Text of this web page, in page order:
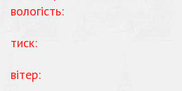
вологість:
тиск:
вітер: